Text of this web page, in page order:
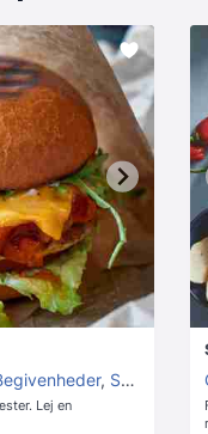
, Studentergilde
Lej en